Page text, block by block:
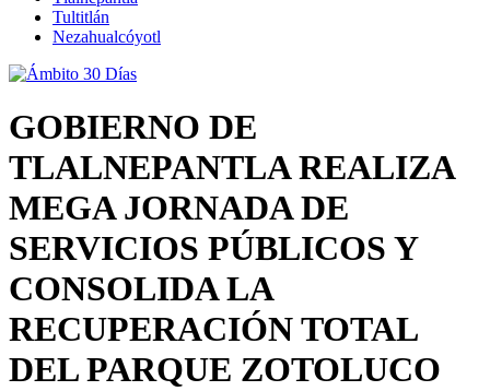
Tultitlán
Nezahualcóyotl
GOBIERNO DE
TLALNEPANTLA REALIZA
MEGA JORNADA DE
SERVICIOS PÚBLICOS Y
CONSOLIDA LA
RECUPERACIÓN TOTAL
DEL PARQUE ZOTOLUCO